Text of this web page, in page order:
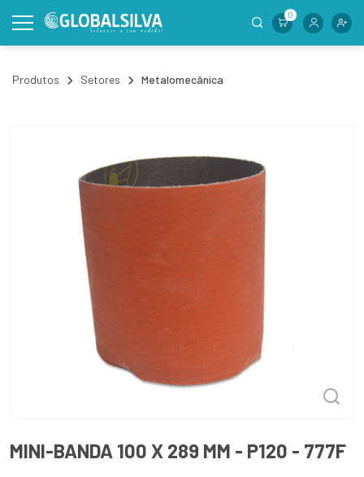
0
Produtos Setores Metalomecânica
MINI-BANDA 100 X 289 MM - P120 - 777F